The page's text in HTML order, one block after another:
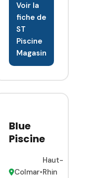
Voir la
fiche de
ST
Piscine
Magasin
Blue
Piscine
Colmar•
Haut-
Rhin